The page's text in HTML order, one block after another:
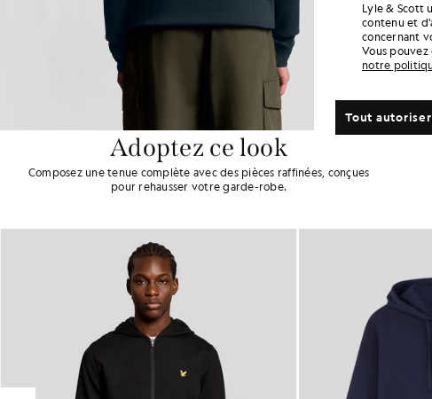
Adoptez ce look
Composez une tenue complète avec des pièces raffinées, conçues
pour rehausser votre garde-robe.
Lyle & Scott
contenu et
concernant
Vous pouvez
notre
Tout autoriser